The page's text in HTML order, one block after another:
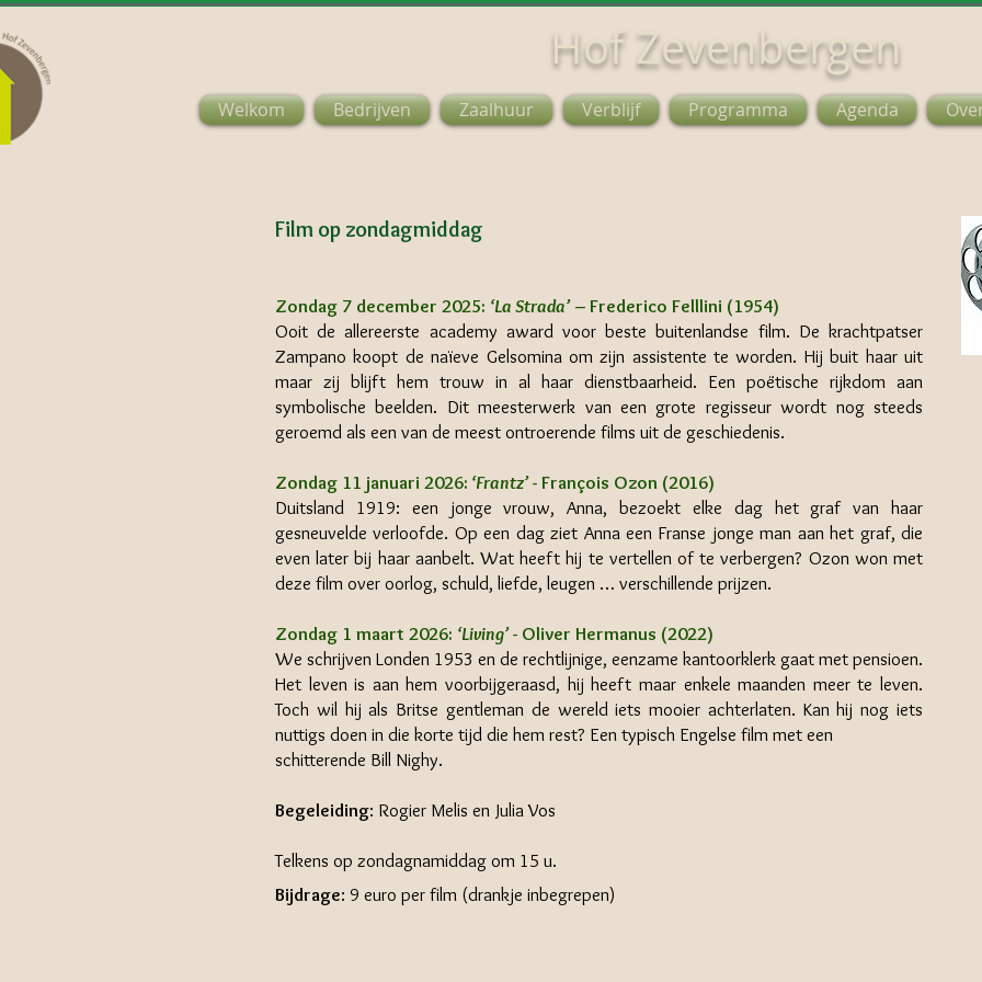
Hof Zevenbergen
Welkom Bedrijven Zaalhuur Verblijf Programma Agenda
Film op zondagmiddag
Zondag 7 december 2025: ‘La Strada’– Frederico Felllini (1954)
Ooit de allereerste academy award voor beste buitenlandse film. De krachtpatser
Zampano koopt de naïeve Gelsomina om zijn assistente te worden. Hij buit haar uit
maar zij blijft hem trouw in al haar dienstbaarheid. Een poëtische rijkdom aan
symbolische beelden. Dit meesterwerk van een grote regisseur wordt nog steeds
geroemd als een van de meest ontroerende films uit de geschiedenis.
Zondag 11 januari 2026: ‘Frantz’- François Ozon (2016)
Duitsland 1919: een jonge vrouw, Anna, bezoekt elke dag het graf van haar
gesneuvelde verloofde. Op een dag ziet Anna een Franse jonge man aan het graf, die
even later bij haar aanbelt. Wat heeft hij te vertellen of te verbergen? Ozon won met
deze film over oorlog, schuld, liefde, leugen … verschillende prijzen.
Zondag 1 maart 2026: ‘Living’- Oliver Hermanus (2022)
We schrijven Londen 1953 en de rechtlijnige, eenzame kantoorklerk gaat met pensioen.
Het leven is aan hem voorbijgeraasd, hij heeft maar enkele maanden meer te leven.
Toch wil hij als Britse gentleman de wereld iets mooier achterlaten. Kan hij nog iets
nuttigs doen in die korte tijd die hem rest? Een typisch Engelse film met een
schitterende Bill Nighy.
Begeleiding: Rogier Melis en Julia Vos
Telkens op zondagnamiddag om 15 u.
Bijdrage: 9 euro per film (drankje inbegrepen)